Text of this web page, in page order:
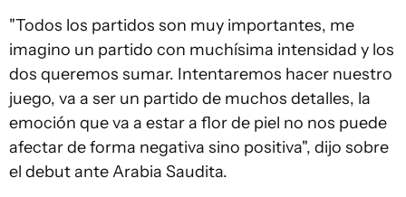
"Todos los partidos son muy importantes, me
imagino un partido con muchísima intensidad y los
dos queremos sumar. Intentaremos hacer nuestro
juego, va a ser un partido de muchos detalles, la
emoción que va a estar a flor de piel no nos puede
afectar de forma negativa sino positiva", dijo sobre
el debut ante Arabia Saudita.